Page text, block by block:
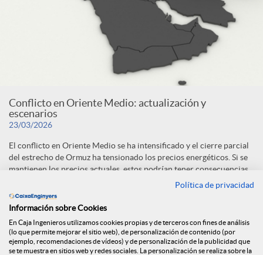
Conflicto en Oriente Medio: actualización y
escenarios
23/03/2026
El conflicto en Oriente Medio se ha intensificado y el cierre parcial
del estrecho de Ormuz ha tensionado los precios energéticos. Si se
mantienen los precios actuales, estos podrían tener consecuencias
adversas, mientras que una desescalada progresiva parece el
escenario más probable.
Descargar
Archivo
Política de privacidad
Información sobre Cookies
En Caja Ingenieros utilizamos cookies propias y de terceros con fines de análisis
(lo que permite mejorar el sitio web), de personalización de contenido (por
ejemplo, recomendaciones de vídeos) y de personalización de la publicidad que
se te muestra en sitios web y redes sociales. La personalización se realiza sobre la